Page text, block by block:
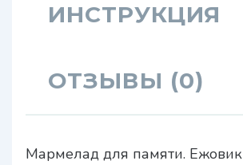
ИНСТРУКЦИЯ
ОТЗЫВЫ (0)
Мармелад для памяти. Ежовик